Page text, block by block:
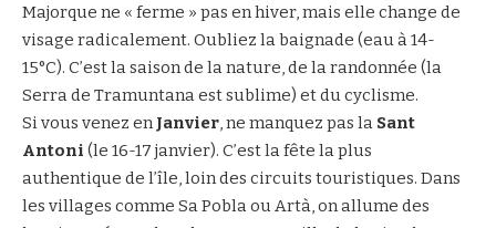
Majorque ne « ferme » pas en hiver, mais elle change de
visage radicalement. Oubliez la baignade (eau à 14-
15°C). C’est la saison de la nature, de la randonnée (la
Serra de Tramuntana est sublime) et du cyclisme.
Si vous venez enJanvier, ne manquez pas la Sant
Antoni (le 16-17 janvier). C’est la fête la plus
authentique de l’île, loin des circuits touristiques. Dans
les villages comme Sa Pobla ou Artà, on allume des